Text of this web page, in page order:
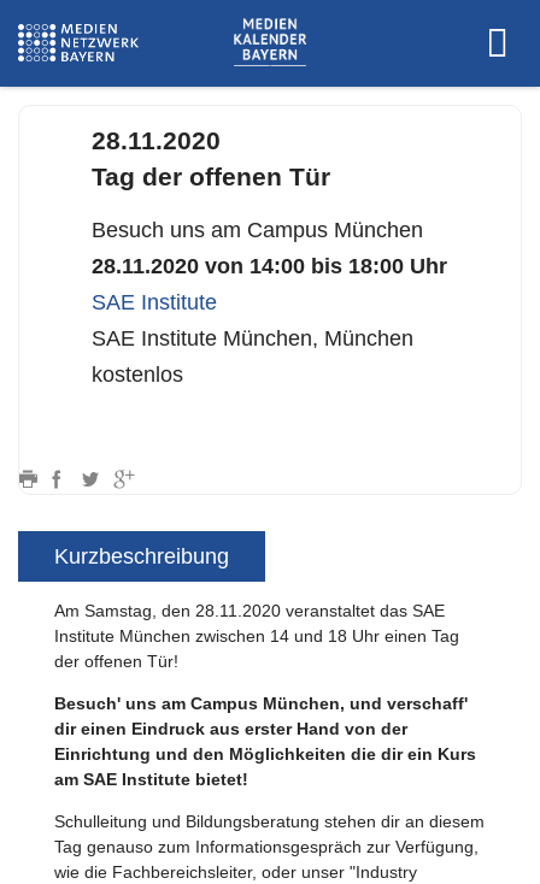
28.11.2020
Tag der offenen Tür
Besuch uns am Campus München
28.11.2020 von 14:00 bis 18:00 Uhr
SAE Institute
SAE Institute München, München
kostenlos
Kurzbeschreibung
Am Samstag, den 28.11.2020 veranstaltet das SAE
Institute München zwischen 14 und 18 Uhr einen Tag
der offenen Tür!
Besuch' uns am Campus München, und verschaff'
dir einen Eindruck aus erster Hand von der
Einrichtung und den Möglichkeiten die dir ein Kurs
am SAE Institute bietet!
Schulleitung und Bildungsberatung stehen dir an diesem
Tag genauso zum Informationsgespräch zur Verfügung,
wie die Fachbereichsleiter, oder unser "Industry